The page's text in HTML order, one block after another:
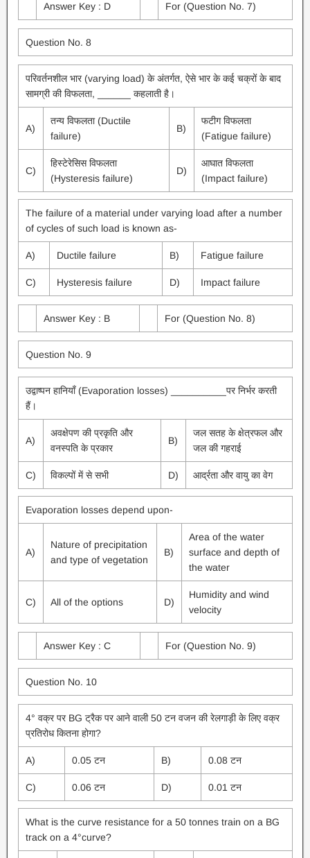
Answer Key : D For (Question No. 7)
Question No. 8
परिवर्तनशील भार (varying load) के अंतर्गत, ऐसे भार के कई चक्रों के बाद
सामग्री की विफलता, ______ कहलाती है।
A)
तन्य विफलता (Ductile
failure)
B)
फटीग विफलता
(Fatigue failure)
C)
हिस्टेरेसिस विफलता
(Hysteresis failure)
D)
आघात विफलता
(Impact failure)
The failure of a material under varying load after a number
of cycles of such load is known as-
A) Ductile failure B) Fatigue failure
C) Hysteresis failure D) Impact failure
Answer Key : B For (Question No. 8)
Question No. 9
उद्वाष्पन हानियाँ (Evaporation losses) __________पर निर्भर करती
हैं।
A)
अवक्षेपण की प्रकृति और
वनस्पति के प्रकार
B)
जल सतह के क्षेत्रफल और
जल की गहराई
C) विकल्पों में से सभी D) आर्द्रता और वायु का वेग
Evaporation losses depend upon-
A)
Nature of precipitation
and type of vegetation
B)
Area of the water
surface and depth of
the water
C) All of the options D)
Humidity and wind
velocity
Answer Key : C For (Question No. 9)
Question No. 10
4° वक्र पर BG ट्रैक पर आने वाली 50 टन वजन की रेलगाड़ी के लिए वक्र
प्रतिरोध कितना होगा?
A) 0.05 टन B) 0.08 टन
C) 0.06 टन D) 0.01 टन
What is the curve resistance for a 50 tonnes train on a BG
track on a 4°curve?